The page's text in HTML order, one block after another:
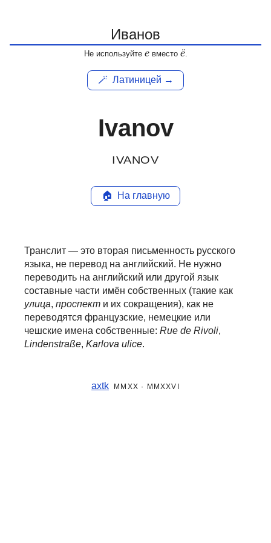
Не используйте евместо ё.
🪄 Латиницей →
Ivanov
IVANOV
🏠 На главную
Транслит — это вторая письменность русского
языка, не перевод на английский. Не нужно
переводить на английский или другой язык
составные части имён собственных (такие как
улица, проспект и их сокращения), как не
переводятся французские, немецкие или
чешские имена собственные: Rue de Rivoli,
Lindenstraße, Karlova ulice.
axtk MMXX · MMXXVI